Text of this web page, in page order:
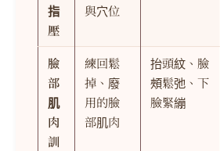
指
壓
與穴位
臉
部
肌
肉
訓
練回鬆
掉、廢
用的臉
部肌肉
抬頭紋、臉
頰鬆弛、下
臉緊繃